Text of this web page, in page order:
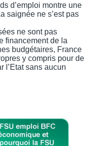
d’emploi montre une
saignée ne s’est pas
ne sont pas
financement de la
budgétaires, France
y compris pour de
l’Etat sans aucun